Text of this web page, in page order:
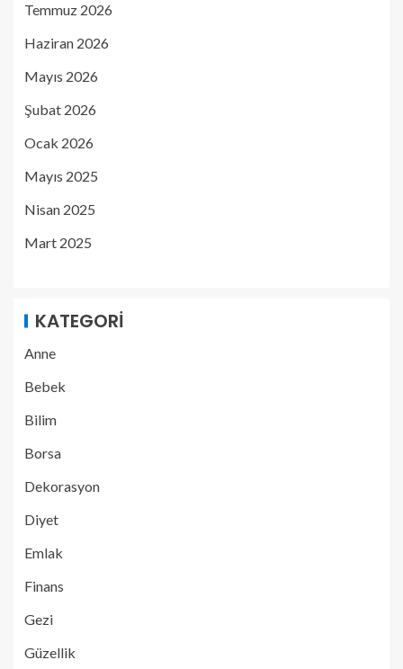
Temmuz 2026
Haziran 2026
Mayıs 2026
Şubat 2026
Ocak 2026
Mayıs 2025
Nisan 2025
Mart 2025
KATEGORI
Anne
Bebek
Bilim
Borsa
Dekorasyon
Diyet
Emlak
Finans
Gezi
Güzellik